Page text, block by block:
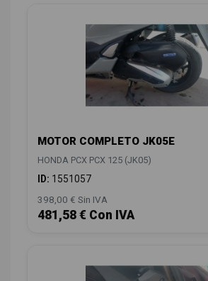
MOTOR COMPLETO JK05E
HONDA PCX PCX 125 (JK05)
ID: 1551057
398,00 € Sin IVA
481,58 € Con IVA